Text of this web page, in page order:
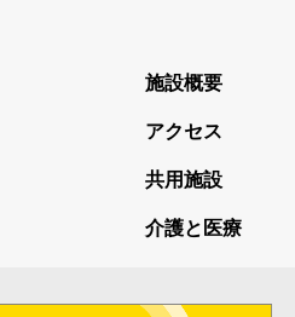
施設概要
アクセス
共用施設
介護と医療